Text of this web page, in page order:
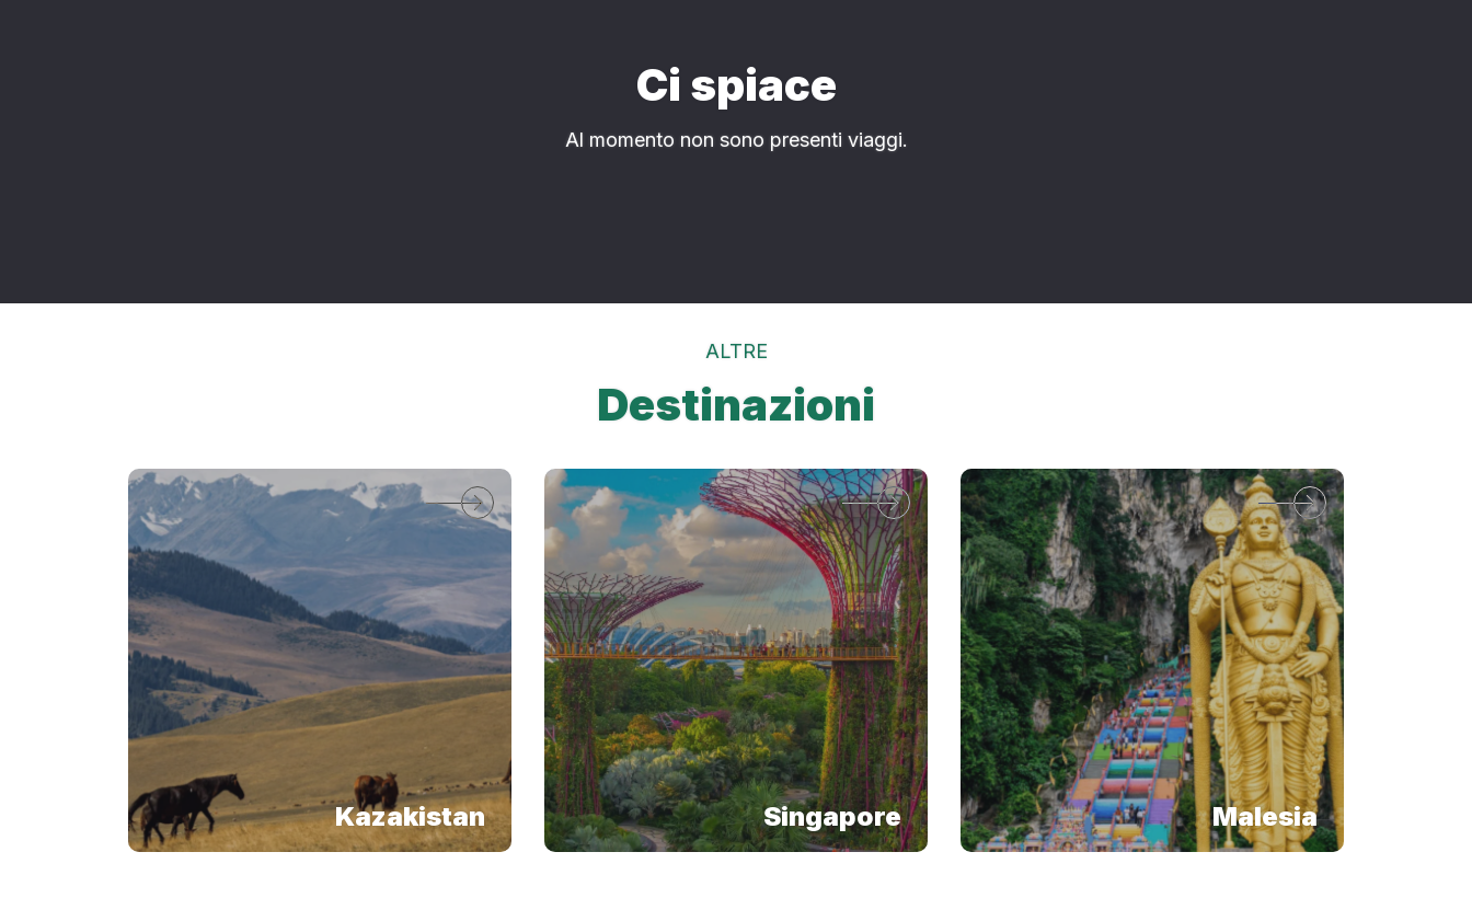
Ci spiace
Al momento non sono presenti viaggi.
ALTRE
Destinazioni
Kazakistan Singapore Malesia